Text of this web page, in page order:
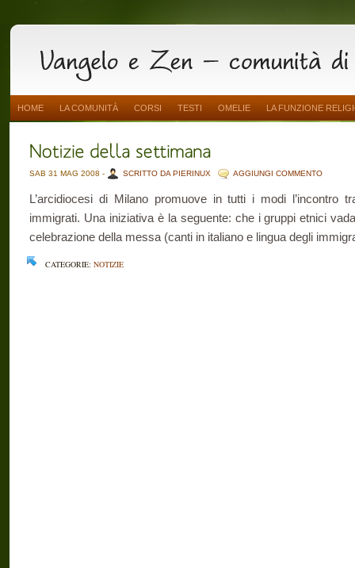
HOME LA COMUNITÀ CORSI TESTI OMELIE LA FUNZIONE
SAB 31 MAG 2008 - SCRITTO DA PIERINUX AGGIUNGI COMMENTO
L’arcidiocesi di Milano promuove in tutti i modi l’incontro
immigrati. Una iniziativa è la seguente: che i gruppi etnici
celebrazione della messa (canti in italiano e lingua degli
CATEGORIE: NOTIZIE